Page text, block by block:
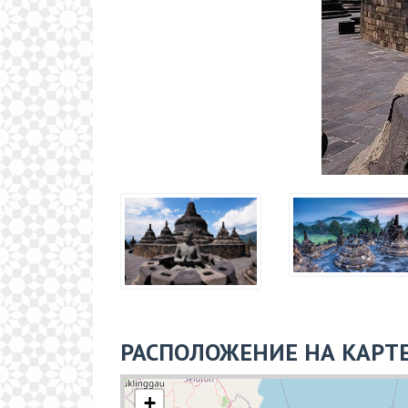
РАСПОЛОЖЕНИЕ НА
+